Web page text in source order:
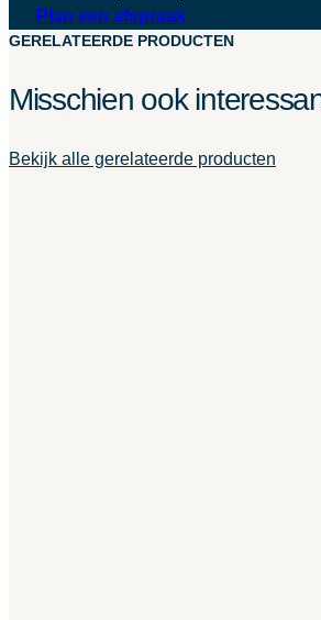
Plan een afspraak
GERELATEERDE PRODUCTEN
Misschien ook
Bekijk alle gerelateerde producten